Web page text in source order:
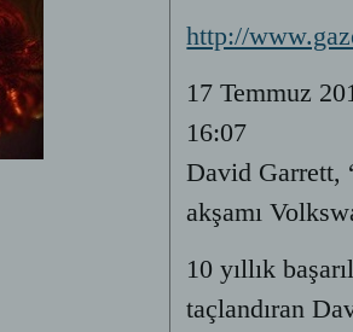
http://
17 Temmuz
16:07
David Garrett,
akşamı
10 yıllık
taçlandıran